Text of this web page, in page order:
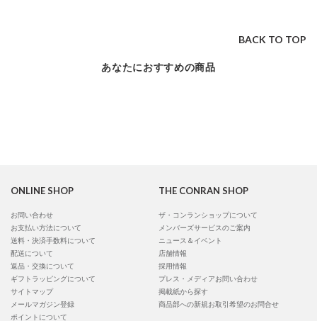
BACK TO TOP
あなたにおすすめの商品
ONLINE SHOP
お問い合わせ
お支払い方法について
送料・決済手数料について
配送について
返品・交換について
ギフトラッピングについて
サイトマップ
メールマガジン登録
ポイントについて
THE CONRAN SHOP
ザ・コンランショップについて
メンバーズサービスのご案内
ニュース＆イベント
店舗情報
採用情報
プレス・メディアお問い合わせ
掲載紙から探す
商品部への新規お取引希望のお問合せ